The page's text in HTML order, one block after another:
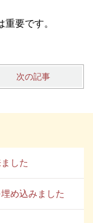
要です。
次の記事
した
め込みました